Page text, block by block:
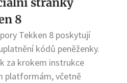
8
Tekken 8 poskytují
kódů peněženky.
za krokem instrukce
platformám, včetně